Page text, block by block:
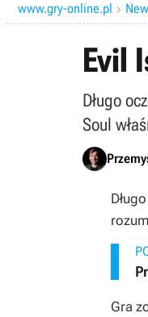
www.gry-online.pl 
Evil
Długo
Soul
Gra